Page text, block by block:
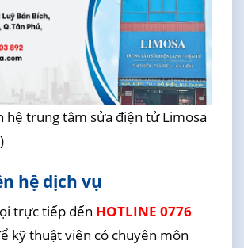
hệ trung tâm sửa điện tử Limosa
hệ dịch vụ
trực tiếp đến HOTLINE 0776
kỹ thuật viên có chuyên môn